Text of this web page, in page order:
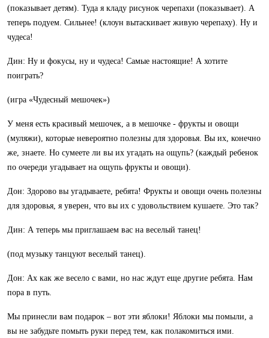
(показывает детям). Туда я кладу рисунок черепахи (показывает). А
теперь подуем. Сильнее! (клоун вытаскивает живую черепаху). Ну и
чудеса!
Дин: Ну и фокусы, ну и чудеса! Самые настоящие! А хотите
поиграть?
(игра «Чудесный мешочек»)
У меня есть красивый мешочек, а в мешочке - фрукты и овощи
(муляжи), которые невероятно полезны для здоровья. Вы их, конечно
же, знаете. Но сумеете ли вы их угадать на ощупь? (каждый ребенок
по очереди угадывает на ощупь фрукты и овощи).
Дон: Здорово вы угадываете, ребята! Фрукты и овощи очень полезны
для здоровья, я уверен, что вы их с удовольствием кушаете. Это так?
Дин: А теперь мы приглашаем вас на веселый танец!
(под музыку танцуют веселый танец).
Дон: Ах как же весело с вами, но нас ждут еще другие ребята. Нам
пора в путь.
Мы принесли вам подарок – вот эти яблоки! Яблоки мы помыли, а
вы не забудьте помыть руки перед тем, как полакомиться ими.